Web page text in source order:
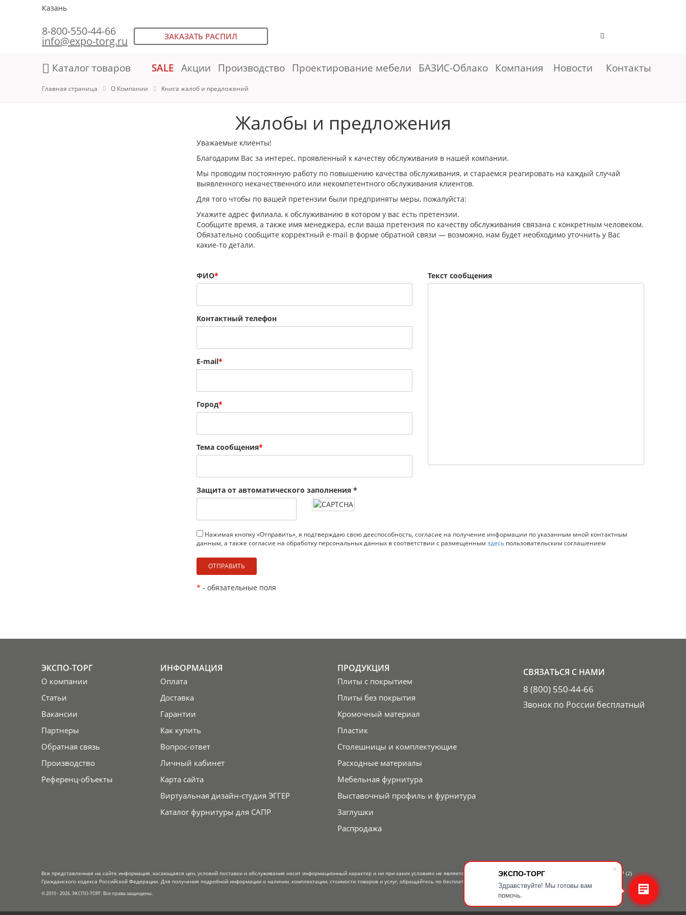
ЭКСПО-ТОРГ
Здравствуйте! Мы готовы вам
помочь.
Казань
8-800-550-44-66
info@expo-torg.ru ЗАКАЗАТЬ РАСПИЛ
Каталог товаров SALE Акции Производство Проектирование мебели БАЗИС-Облако Компания Новости Контакты
Главная страница О Компании Книга жалоб и предложений
Жалобы и предложения
Уважаемые клиенты!
Благодарим Вас за интерес, проявленный к качеству обслуживания в нашей компании.
Мы проводим постоянную работу по повышению качества обслуживания, и стараемся реагировать на каждый случай
выявленного некачественного или некомпетентного обслуживания клиентов.
Для того чтобы по вашей претензии были предприняты меры, пожалуйста:
Укажите адрес филиала, к обслуживанию в котором у вас есть претензии.
Сообщите время, а также имя менеджера, если ваша претензия по качеству обслуживания связана с конкретным человеком.
Обязательно сообщите корректный e-mail в форме обратной связи — возможно, нам будет необходимо уточнить у Вас
какие-то детали.
ФИО*
Контактный телефон
E-mail*
Город*
Тема сообщения*
Защита от автоматического заполнения *
Текст сообщения
Нажимая кнопку «Отправить», я подтверждаю свою дееспособность, согласие на получение информации по указанным мной контактным
данным, а также согласие на обработку персональных данных в соответствии с размещенным здесьпользовательским соглашением
* - обязательные поля
ЭКСПО-ТОРГ
О компании
Статьи
Вакансии
Партнеры
Обратная связь
Производство
Референц-объекты
ИНФОРМАЦИЯ
Оплата
Доставка
Гарантии
Как купить
Вопрос-ответ
Личный кабинет
Карта сайта
Виртуальная дизайн-студия ЭГГЕР
Каталог фурнитуры для САПР
ПРОДУКЦИЯ
Плиты с покрытием
Плиты без покрытия
Кромочный материал
Пластик
Столешницы и комплектующие
Расходные материалы
Мебельная фурнитура
Выставочный профиль и фурнитура
Заглушки
Распродажа
СВЯЗАТЬСЯ С НАМИ
8 (800) 550-44-66
Звонок по России бесплатный
Вся представленная на сайте информация, касающаяся цен, условий поставки и обслуживания носит информационный характер и ни при каких условиях не является публичной офертой, определяемой положениями Статьи 437 (2)
Гражданского кодекса Российской Федерации. Для получения подробной информации о наличии, комплектации, стоимости товаров и услуг, обращайтесь по бесплатному телефону — 8-800-550-44-66.
© 2010 - 2026. ЭКСПО-ТОРГ. Все права защищены.